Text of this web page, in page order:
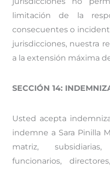
limitación de la
consecuentes o
jurisdicciones, nuestra
a la extensión máxima
SECCIÓN 14:
Usted acepta
indemne a Sara Pinilla
matriz,
funcionarios,